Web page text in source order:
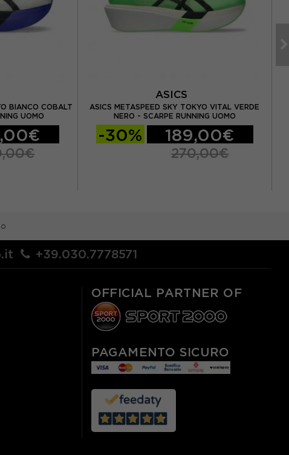
BIANCO COBALT
UOMO
ASICS
ASICS METASPEED SKY TOKYO VITAL VERDE
NERO - SCARPE RUNNING UOMO
-30% 189,00€
270,00€
+39.030.7778571
OFFICIAL PARTNER OF
PAGAMENTO SICURO